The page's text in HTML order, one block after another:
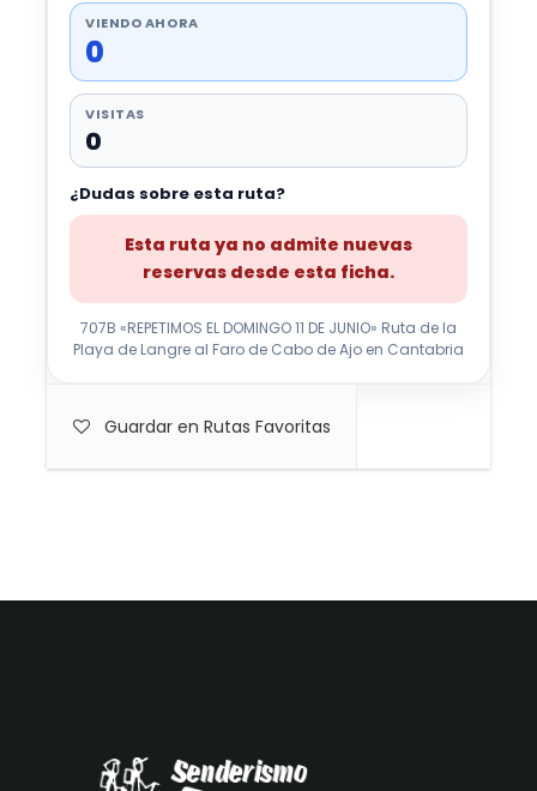
VIENDO AHORA
0
VISITAS
0
¿Dudas sobre esta ruta?
Esta ruta ya no admite nuevas
reservas desde esta ficha.
707B «REPETIMOS EL DOMINGO 11 DE JUNIO» Ruta de la
Playa de Langre al Faro de Cabo de Ajo en Cantabria
Guardar en Rutas Favoritas